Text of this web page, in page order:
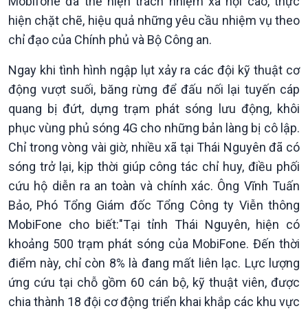
Đảng trong cuộc sống
Nhận diện sự thật
Pháp luật và đời sống
Biên cương - Một dải vững
bền
hiện chặt chẽ, hiệu quả những yêu cầu nhiệm vụ theo
chỉ đạo của Chính phủ và Bộ Công an.
Ngay khi tình hình ngập lụt xảy ra các đội kỹ thuật cơ
động vượt suối, băng rừng để đấu nối lại tuyến cáp
quang bị đứt, dựng trạm phát sóng lưu động, khôi
phục vùng phủ sóng 4G cho những bản làng bị cô lập.
Chỉ trong vòng vài giờ, nhiều xã tại Thái Nguyên đã có
sóng trở lại, kịp thời giúp công tác chỉ huy, điều phối
cứu hộ diễn ra an toàn và chính xác. Ông Vĩnh Tuấn
Bảo, Phó Tổng Giám đốc Tổng Công ty Viễn thông
MobiFone cho biết:"Tại tỉnh Thái Nguyên, hiện có
khoảng 500 trạm phát sóng của MobiFone. Đến thời
điểm này, chỉ còn 8% là đang mất liên lạc. Lực lượng
ứng cứu tại chỗ gồm 60 cán bộ, kỹ thuật viên, được
chia thành 18 đội cơ động triển khai khắp các khu vực